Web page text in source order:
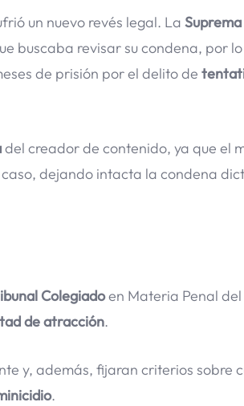
un nuevo revés legal. La
buscaba revisar su condena, por
de prisión por el delito de
del creador de contenido, ya que el
dejando intacta la condena
Colegiadoen Materia Penal del
de atracción.
y, además, fijaran criterios sobre
.